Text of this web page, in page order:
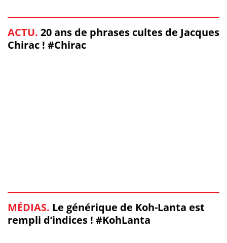
ACTU. 20 ans de phrases cultes de Jacques
Chirac ! #Chirac
MÉDIAS. Le générique de Koh-Lanta est
rempli d’indices ! #KohLanta